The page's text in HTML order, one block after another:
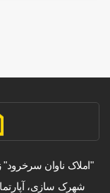
"املاک ناوان
شهرک سازی،